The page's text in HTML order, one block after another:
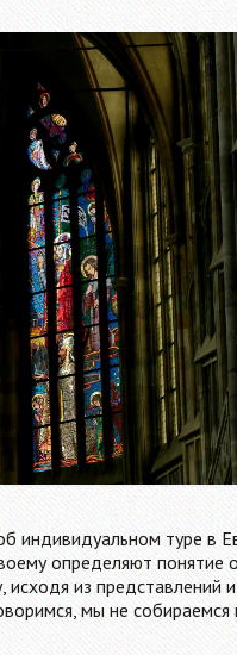
индивидуальном туре в
определяют понятие
из
мы не